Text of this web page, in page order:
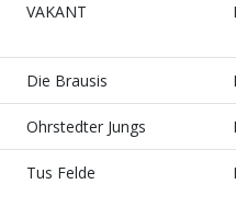
VAKANT
Die Brausis
Ohrstedter Jungs
Tus Felde